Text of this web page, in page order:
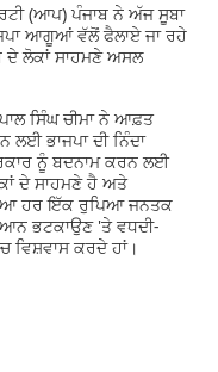
(ਆਪ) ਪੰਜਾਬ ਨੇ ਅੱਜ ਸੂਬਾ
ਆਗੂਆਂ ਵੱਲੋਂ ਫੈਲਾਏ ਜਾ ਰਹੇ
ਦੇ ਲੋਕਾਂ ਸਾਹਮਣੇ ਅਸਲ
ਸਿੰਘ ਚੀਮਾ ਨੇ ਆਫ਼ਤ
ਭਾਜਪਾ ਦੀ ਨਿੰਦਾ
ਨੂੰ ਬਦਨਾਮ ਕਰਨ ਲਈ
ਦੇ ਸਾਹਮਣੇ ਹੈ ਅਤੇ
ਹਰ ਇੱਕ ਰੁਪਿਆ ਜਨਤਕ
ਭਟਕਾਉਣ 'ਤੇ ਵਧਦੀ-
ਵਿਸ਼ਵਾਸ ਕਰਦੇ ਹਾਂ।